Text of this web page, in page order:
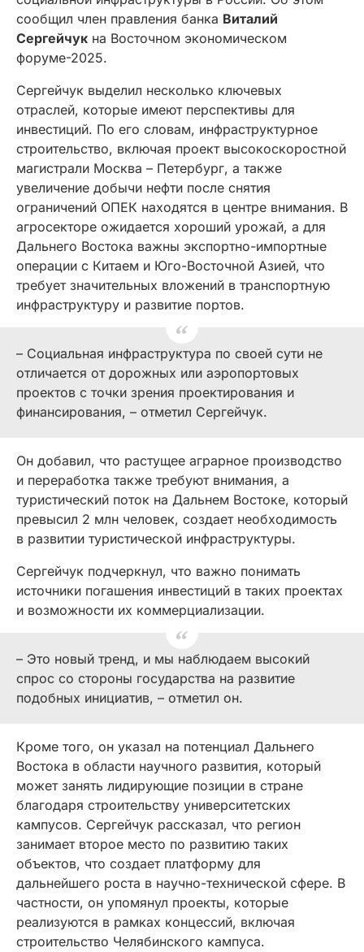
сообщил член правления банка Виталий
Сергейчук на Восточном экономическом
форуме-2025.
Сергейчук выделил несколько ключевых
отраслей, которые имеют перспективы для
инвестиций. По его словам, инфраструктурное
строительство, включая проект высокоскоростной
магистрали Москва – Петербург, а также
увеличение добычи нефти после снятия
ограничений ОПЕК находятся в центре внимания. В
агросекторе ожидается хороший урожай, а для
Дальнего Востока важны экспортно-импортные
операции с Китаем и Юго-Восточной Азией, что
требует значительных вложений в транспортную
инфраструктуру и развитие портов.
– Социальная инфраструктура по своей сути не
отличается от дорожных или аэропортовых
проектов с точки зрения проектирования и
финансирования, – отметил Сергейчук.
Он добавил, что растущее аграрное производство
и переработка также требуют внимания, а
туристический поток на Дальнем Востоке, который
превысил 2 млн человек, создает необходимость
в развитии туристической инфраструктуры.
Сергейчук подчеркнул, что важно понимать
источники погашения инвестиций в таких проектах
и возможности их коммерциализации.
– Это новый тренд, и мы наблюдаем высокий
спрос со стороны государства на развитие
подобных инициатив, – отметил он.
Кроме того, он указал на потенциал Дальнего
Востока в области научного развития, который
может занять лидирующие позиции в стране
благодаря строительству университетских
кампусов. Сергейчук рассказал, что регион
занимает второе место по развитию таких
объектов, что создает платформу для
дальнейшего роста в научно-технической сфере. В
частности, он упомянул проекты, которые
реализуются в рамках концессий, включая
строительство Челябинского кампуса.